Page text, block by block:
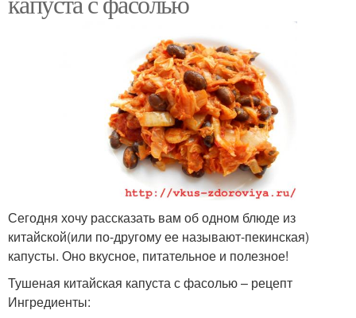
Сегодня хочу рассказать вам об одном блюде из
китайской(или по-другому ее называют-пекинская)
капусты. Оно вкусное, питательное и полезное!
Тушеная китайская капуста с фасолью – рецепт
Ингредиенты: